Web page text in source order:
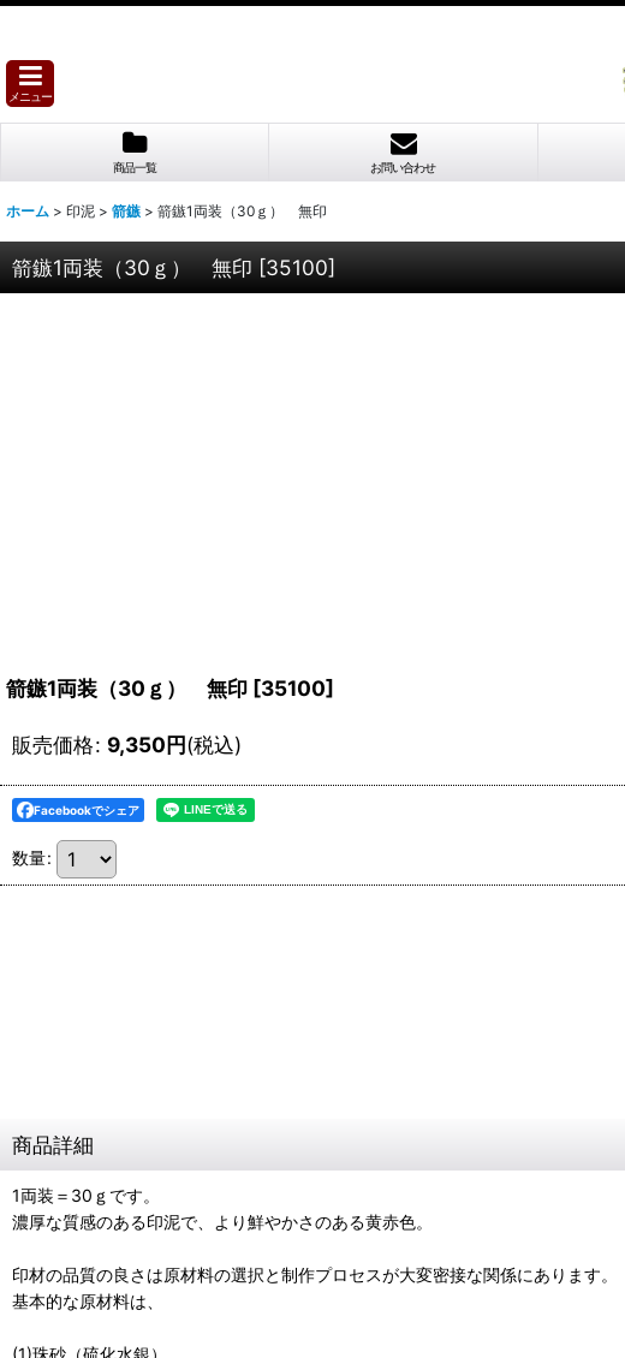
メニュー
商品一覧 お問い合わせ
ホーム > 印泥 > 箭鏃 > 箭鏃1両装（30ｇ） 無印
箭鏃1両装（30ｇ） 無印 [35100]
箭鏃1両装（30ｇ） 無印 [35100]
販売価格: 9,350円(税込)
Facebookでシェア
数量:
商品詳細
1両装＝30ｇです。
濃厚な質感のある印泥で、より鮮やかさのある黄赤色。
印材の品質の良さは原材料の選択と制作プロセスが大変密接な関係にあります。
基本的な原材料は、
(1)珠砂（硫化水銀）